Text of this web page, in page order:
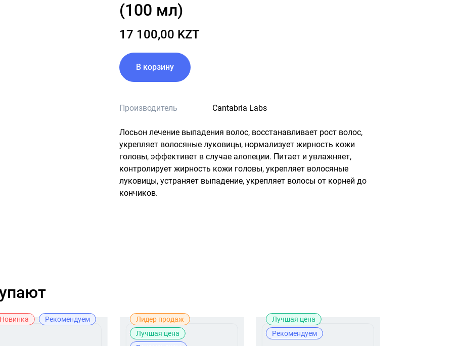
(100 мл)
17 100,00 KZT
В корзину
Производитель Cantabria Labs
Лосьон лечение выпадения волос, восстанавливает рост волос,
укрепляет волосяные луковицы, нормализует жирность кожи
головы, эффективет в случае алопеции. Питает и увлажняет,
контролирует жирность кожи головы, укрепляет волосяные
луковицы, устраняет выпадение, укрепляет волосы от корней до
кончиков.
Новинка Рекомендуем
Лидер продаж
Лучшая цена
Лучшая цена
Рекомендуем